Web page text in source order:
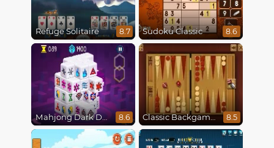
Refuge Solitaire 8.7 Sudoku Classic 8.6
Mahjong Dark Dimensions 8.6 Classic Backgammon 8.5